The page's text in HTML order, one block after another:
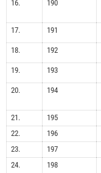
16.
190
17.
191
18. 192
19. 193
20. 194
21. 195
22.
196
23.
197
24.
198